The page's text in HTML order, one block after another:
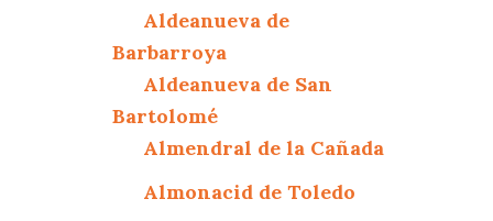
Aldeanueva de
Barbarroya
Aldeanueva de San
Bartolomé
Almendral de la Cañada
Almonacid de Toledo